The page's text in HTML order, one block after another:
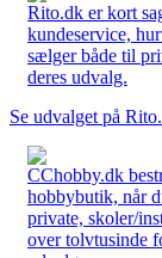
Rito.dk er kort
kundeservice,
sælger både til
deres udvalg.
Se udvalget på
CChobby.dk
hobbybutik, når
private, skoler/
over tolvtusinde